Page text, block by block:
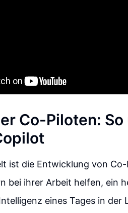
Co-Piloten:
ist die Entwicklung von
bei ihrer Arbeit helfen, ein
eines Tages in der